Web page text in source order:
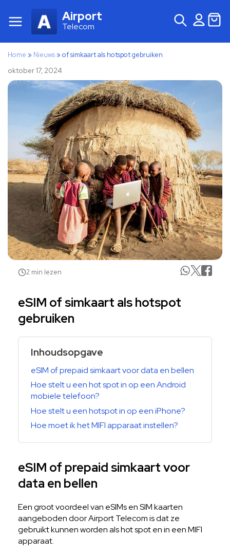
Airport
Telecom
Home » Nieuws»of simkaart als hotspot gebruiken
oktober 17, 2024
2 min lezen
eSIM of simkaart als hotspot
gebruiken
Inhoudsopgave
eSIM of prepaid simkaart voor data en bellen
Hoe stelt u een hot spot in op een Android
mobiele telefoon?
Hoe stelt u een hotspot in op een iPhone?
Hoe moet ik het MIFI apparaat instellen?
eSIM of prepaid simkaart voor
data en bellen
Een groot voordeel van eSIMs en SIM kaarten
aangeboden door Airport Telecom is dat ze
gebruikt kunnen worden als hot spot en in een MIFI
apparaat.